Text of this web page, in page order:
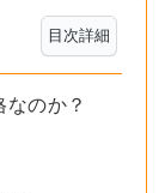
目次詳細
のか？